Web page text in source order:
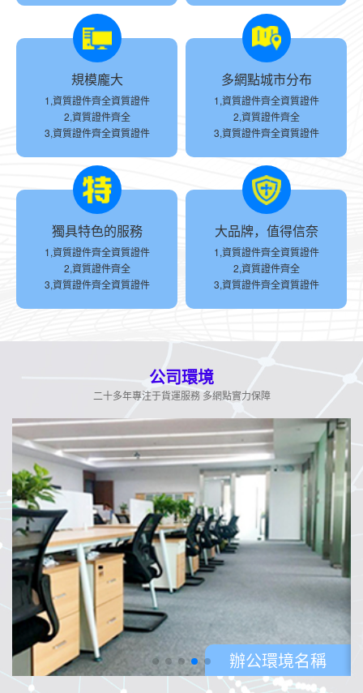
規模龐大
1,資質證件齊全資質證件
2,資質證件齊全
3,資質證件齊全資質證件
多網點城市分布
1,資質證件齊全資質證件
2,資質證件齊全
3,資質證件齊全資質證件
獨具特色的服務
1,資質證件齊全資質證件
2,資質證件齊全
3,資質證件齊全資質證件
大品牌，值得信奈
1,資質證件齊全資質證件
2,資質證件齊全
3,資質證件齊全資質證件
公司環境
二十多年專注于貨運服務 多網點實力保障
辦公環境名稱